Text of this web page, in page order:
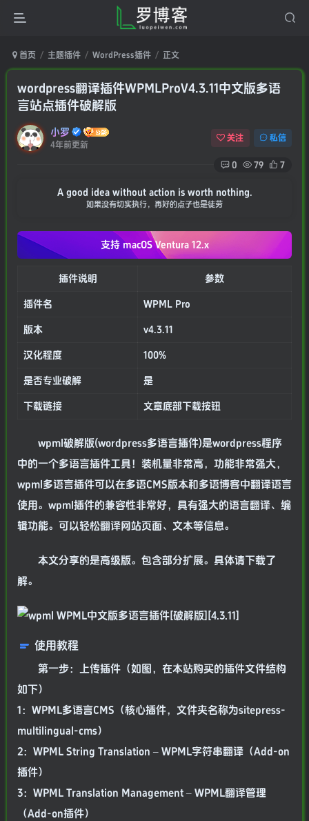
首页 主题插件 WordPress插件 正文
wordpress翻译插件WPMLProV4.3.11中文版多语
言站点插件破解版
小罗
4年前更新
关注 私信
0 79 7
A good idea without action is worth nothing.
如果没有切实执行，再好的点子也是徒劳
支持 macOSVentura 12.x
插件说明 参数
插件名 WPML Pro
版本 v4.3.11
汉化程度 100%
是否专业破解 是
下载链接 文章底部下载按钮
wpml破解版(wordpress多语言插件)是wordpress程序
中的一个多语言插件工具！装机量非常高，功能非常强大，
wpml多语言插件可以在多语CMS版本和多语博客中翻译语言
使用。wpml插件的兼容性非常好，具有强大的语言翻译、编
辑功能。可以轻松翻译网站页面、文本等信息。
本文分享的是高级版。包含部分扩展。具体请下载了
解。
使用教程
第一步：上传插件（如图，在本站购买的插件文件结构
如下）
1：WPML多语言CMS（核心插件，文件夹名称为sitepress-
multilingual-cms）
2：WPML String Translation – WPML字符串翻译（Add-on
插件）
3：WPML Translation Management – WPML翻译管理
（Add-on插件）